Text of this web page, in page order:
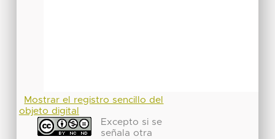
Mostrar el registro sencillo del
objeto digital
Excepto si se
señala otra